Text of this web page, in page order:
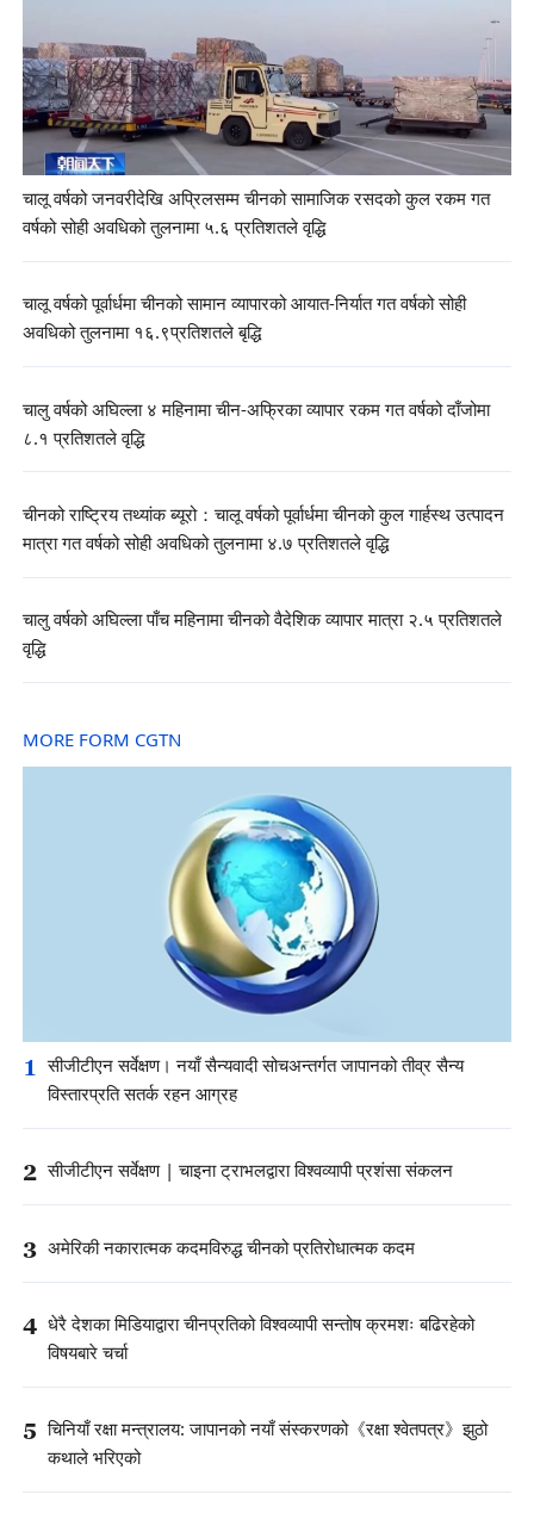
चालू वर्षको जनवरीदेखि अप्रिलसम्म चीनको सामाजिक रसदको कुल रकम गत
वर्षको सोही अवधिको तुलनामा ५.६ प्रतिशतले वृद्धि
चालू वर्षको पूर्वार्धमा चीनको सामान व्यापारको आयात-निर्यात गत वर्षको सोही
अवधिको तुलनामा १६.९प्रतिशतले बृद्धि
चालु वर्षको अघिल्ला ४ महिनामा चीन-अफ्रिका व्यापार रकम गत वर्षको दाँजोमा
८.१ प्रतिशतले वृद्धि
चीनको राष्ट्रिय तथ्यांक ब्यूरो：चालू वर्षको पूर्वार्धमा चीनको कुल गार्हस्थ उत्पादन
मात्रा गत वर्षको सोही अवधिको तुलनामा ४.७ प्रतिशतले वृद्धि
चालु वर्षको अघिल्ला पाँच महिनामा चीनको वैदेशिक व्यापार मात्रा २.५ प्रतिशतले
वृद्धि
MORE FORM CGTN
1 सीजीटीएन सर्वेक्षण। नयाँ सैन्यवादी सोचअन्तर्गत जापानको तीव्र सैन्य
विस्तारप्रति सतर्क रहन आग्रह
2 सीजीटीएन सर्वेक्षण | चाइना ट्राभलद्वारा विश्वव्यापी प्रशंसा संकलन
3 अमेरिकी नकारात्मक कदमविरुद्ध चीनको प्रतिरोधात्मक कदम
4 धेरै देशका मिडियाद्वारा चीनप्रतिको विश्वव्यापी सन्तोष क्रमशः बढिरहेको
विषयबारे चर्चा
5 चिनियाँ रक्षा मन्त्रालय: जापानको नयाँ संस्करणको《रक्षा श्वेतपत्र》झुठो
कथाले भरिएको